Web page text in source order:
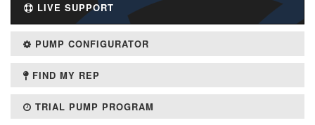
LIVE SUPPORT
PUMP CONFIGURATOR
FIND MY REP
TRIAL PUMP PROGRAM